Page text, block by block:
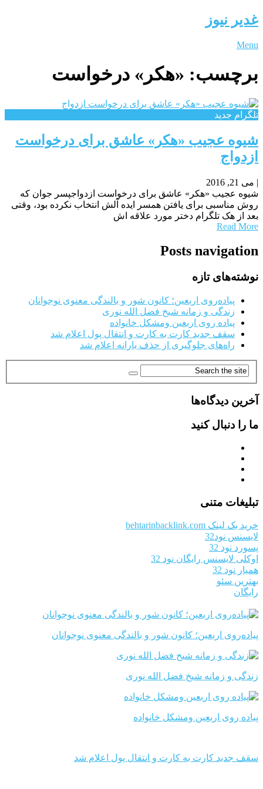
غدیر نیوز
Menu
برچسب: «هکر» درخواست
تلگرام جدید
شیوه عجیب «هکر» عاشق برای درخواست
ازدواج
| می 21, 2016
شیوه عجیب «هکر» عاشق برای درخواست ازدواجپسر جوان که
روش مناسبی برای یافتن همسر ایده آلش انتخاب نکرده بود، وقتی
بعد از هک تلگرام دختر مورد علاقه اش
Read More
Posts navigation
نوشته‌های تازه
پیاده‌روی اربعین؛ کانون شور و بالندگی معنوی نوجوانان
زندگی و زمانه شیخ فضل الله نوری
پیاده روی اربعین ومشکل خانواده
سقف جدید کارت به کارت و انتقال پول اعلام شد
راه‌های جلوگیری از حذف یارانه اعلام شد
آخرین دیدگاه‌ها
ما را دنبال کنید
تبلیغات متنی
خرید بک لینک behtarinbacklink.com
لایسنس نود32
پسورد نود 32
اوکلی لایسنس رایگان نود 32
همیار نود 32
بهترین سئو
رایگان
پیاده‌روی اربعین؛ کانون شور و بالندگی معنوی نوجوانان
زندگی و زمانه شیخ فضل الله نوری
پیاده روی اربعین ومشکل خانواده
سقف جدید کارت به کارت و انتقال پول اعلام شد